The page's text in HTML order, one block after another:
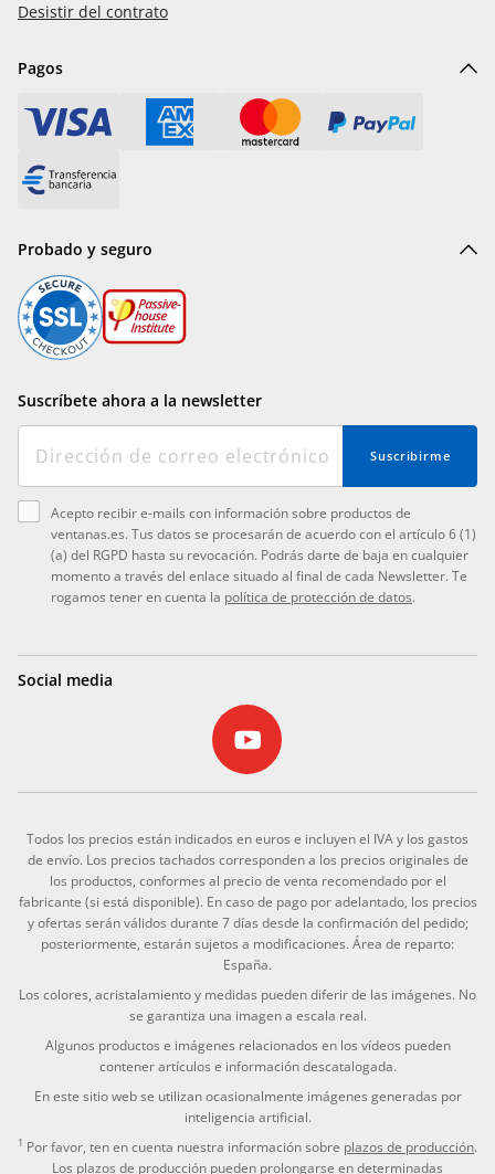
Desistir del contrato
Pagos
Probado y seguro
Suscríbete ahora a la newsletter
Suscribirme
Acepto recibir e-mails con información sobre productos de
ventanas.es. Tus datos se procesarán de acuerdo con el artículo 6 (1)
(a) del RGPD hasta su revocación. Podrás darte de baja en cualquier
momento a través del enlace situado al final de cada Newsletter. Te
rogamos tener en cuenta la política de protección de datos.
Social media
Todos los precios están indicados en euros e incluyen el IVA y los gastos
de envío. Los precios tachados corresponden a los precios originales de
los productos, conformes al precio de venta recomendado por el
fabricante (si está disponible). En caso de pago por adelantado, los precios
y ofertas serán válidos durante 7 días desde la confirmación del pedido;
posteriormente, estarán sujetos a modificaciones. Área de reparto:
España.
Los colores, acristalamiento y medidas pueden diferir de las imágenes. No
se garantiza una imagen a escala real.
Algunos productos e imágenes relacionados en los vídeos pueden
contener artículos e información descatalogada.
En este sitio web se utilizan ocasionalmente imágenes generadas por
inteligencia artificial.
1 Por favor, ten en cuenta nuestra información sobre plazos de producción.
Los plazos de producción pueden prolongarse en determinadas